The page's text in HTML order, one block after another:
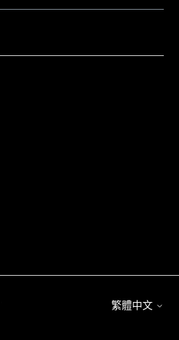
繁體中文